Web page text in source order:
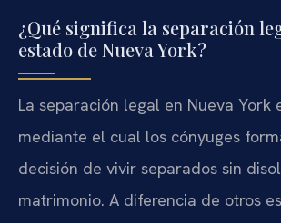
¿Qué significa la separación
estado de Nueva York?
La separación legal en Nueva York
mediante el cual los cónyuges
decisión de vivir separados sin
matrimonio. A diferencia de otros